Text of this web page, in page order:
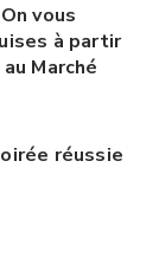
vous
à partir
Marché
réussie